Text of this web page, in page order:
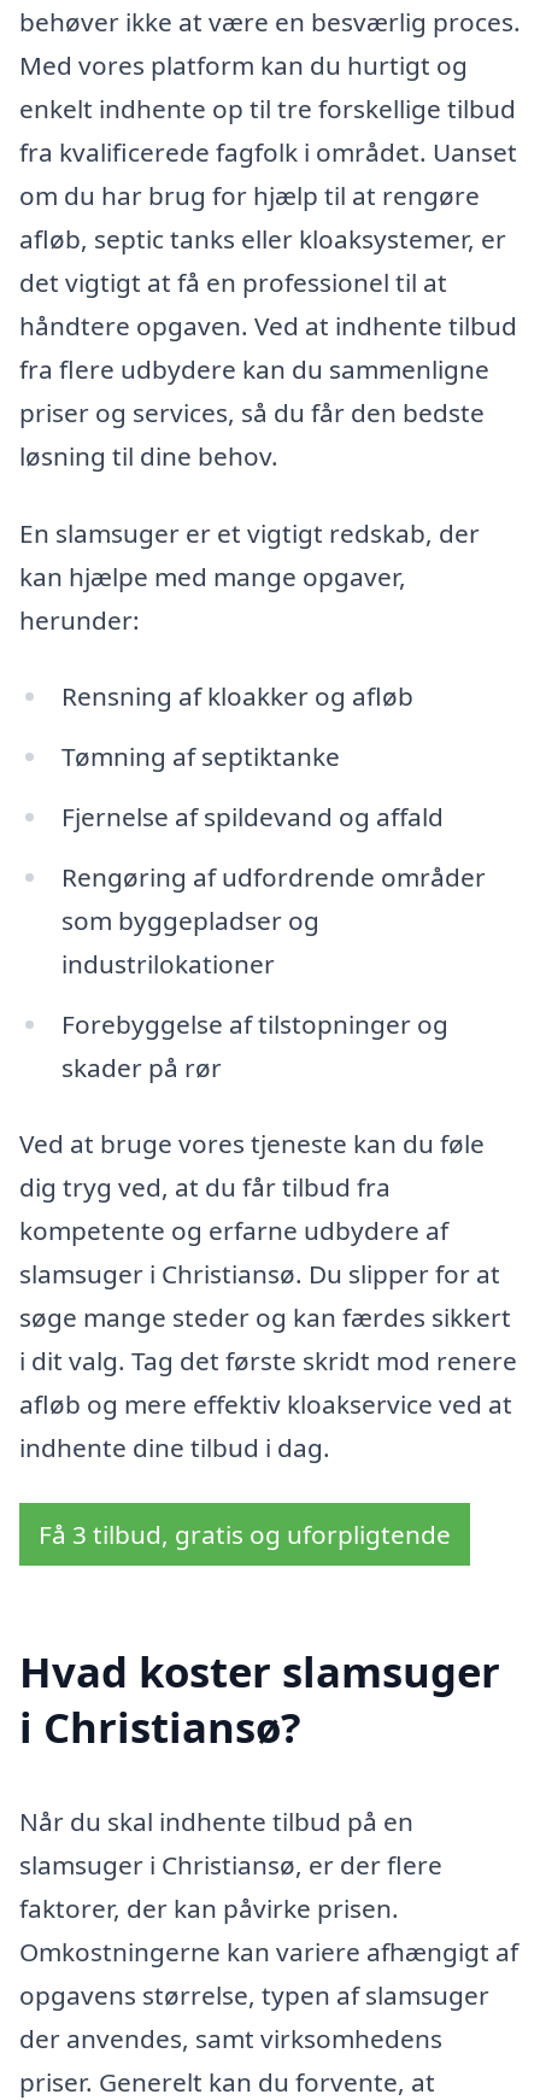
behøver ikke at være en besværlig proces.
Med vores platform kan du hurtigt og
enkelt indhente op til tre forskellige tilbud
fra kvalificerede fagfolk i området. Uanset
om du har brug for hjælp til at rengøre
afløb, septic tanks eller kloaksystemer, er
det vigtigt at få en professionel til at
håndtere opgaven. Ved at indhente tilbud
fra flere udbydere kan du sammenligne
priser og services, så du får den bedste
løsning til dine behov.
En slamsuger er et vigtigt redskab, der
kan hjælpe med mange opgaver,
herunder:
Rensning af kloakker og afløb
Tømning af septiktanke
Fjernelse af spildevand og affald
Rengøring af udfordrende områder
som byggepladser og
industrilokationer
Forebyggelse af tilstopninger og
skader på rør
Ved at bruge vores tjeneste kan du føle
dig tryg ved, at du får tilbud fra
kompetente og erfarne udbydere af
slamsuger i Christiansø. Du slipper for at
søge mange steder og kan færdes sikkert
i dit valg. Tag det første skridt mod renere
afløb og mere effektiv kloakservice ved at
indhente dine tilbud i dag.
Få 3 tilbud, gratis og uforpligtende
Hvad koster slamsuger
i Christiansø?
Når du skal indhente tilbud på en
slamsuger i Christiansø, er der flere
faktorer, der kan påvirke prisen.
Omkostningerne kan variere afhængigt af
opgavens størrelse, typen af slamsuger
der anvendes, samt virksomhedens
priser. Generelt kan du forvente, at